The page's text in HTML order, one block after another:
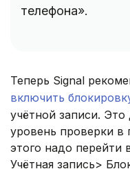
телефона».
Теперь Signal
включить
учётной записи.
уровень проверки в
этого надо перейти
Учётная запись>